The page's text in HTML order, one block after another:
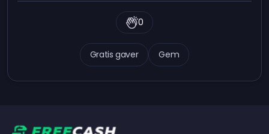
Gratis gaver Gem
0